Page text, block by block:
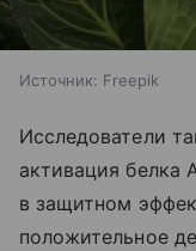
Источник: Freepik
Исследователи
активация белка
в защитном
положительное